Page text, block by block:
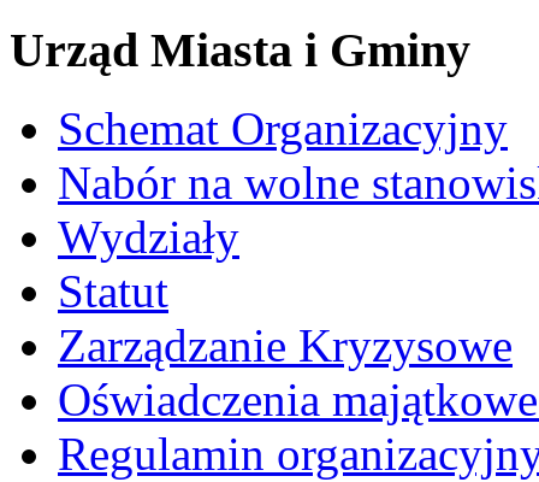
Urząd Miasta i Gminy
Schemat Organizacyjny
Nabór na wolne
Wydziały
Statut
Zarządzanie Kryzysowe
Oświadczenia
Regulamin